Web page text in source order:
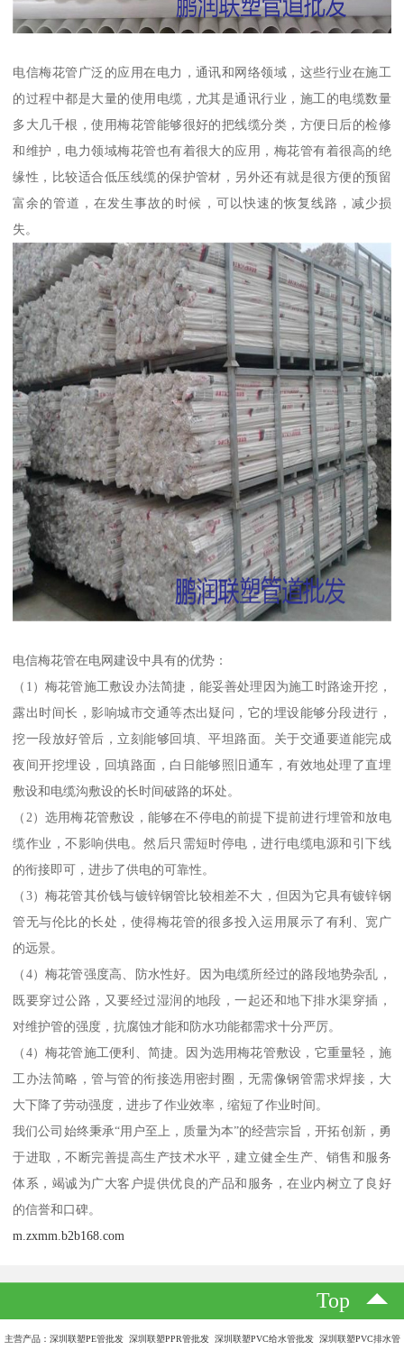
电信梅花管广泛的应用在电力，通讯和网络领域，这些行业在施工
的过程中都是大量的使用电缆，尤其是通讯行业，施工的电缆数量
多大几千根，使用梅花管能够很好的把线缆分类，方便日后的检修
和维护，电力领域梅花管也有着很大的应用，梅花管有着很高的绝
缘性，比较适合低压线缆的保护管材，另外还有就是很方便的预留
富余的管道，在发生事故的时候，可以快速的恢复线路，减少损
失。
电信梅花管在电网建设中具有的优势：
（1）梅花管施工敷设办法简捷，能妥善处理因为施工时路途开挖，
露出时间长，影响城市交通等杰出疑问，它的埋设能够分段进行，
挖一段放好管后，立刻能够回填、平坦路面。关于交通要道能完成
夜间开挖埋设，回填路面，白日能够照旧通车，有效地处理了直埋
敷设和电缆沟敷设的长时间破路的坏处。
（2）选用梅花管敷设，能够在不停电的前提下提前进行埋管和放电
缆作业，不影响供电。然后只需短时停电，进行电缆电源和引下线
的衔接即可，进步了供电的可靠性。
（3）梅花管其价钱与镀锌钢管比较相差不大，但因为它具有镀锌钢
管无与伦比的长处，使得梅花管的很多投入运用展示了有利、宽广
的远景。
（4）梅花管强度高、防水性好。因为电缆所经过的路段地势杂乱，
既要穿过公路，又要经过湿润的地段，一起还和地下排水渠穿插，
对维护管的强度，抗腐蚀才能和防水功能都需求十分严厉。
（4）梅花管施工便利、简捷。因为选用梅花管敷设，它重量轻，施
工办法简略，管与管的衔接选用密封圈，无需像钢管需求焊接，大
大下降了劳动强度，进步了作业效率，缩短了作业时间。
我们公司始终秉承“用户至上，质量为本”的经营宗旨，开拓创新，勇
于进取，不断完善提高生产技术水平，建立健全生产、销售和服务
体系，竭诚为广大客户提供优良的产品和服务，在业内树立了良好
的信誉和口碑。
m.zxmm.b2b168.com
Top
主营产品：深圳联塑PE管批发 深圳联塑PPR管批发 深圳联塑PVC给水管批发 深圳联塑PVC排水管